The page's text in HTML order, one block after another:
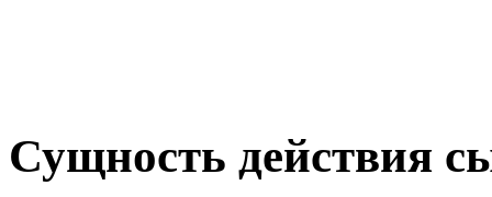
Сущность действия